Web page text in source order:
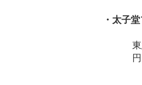
・ 太子
円